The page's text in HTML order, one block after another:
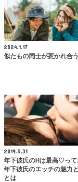
2024.1.17
似たもの同士が惹かれ合
2019.5.31
年下彼氏のHは最高♡って
年下彼氏のエッチの魅力
とは